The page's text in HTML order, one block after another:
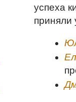
успеха
приняли